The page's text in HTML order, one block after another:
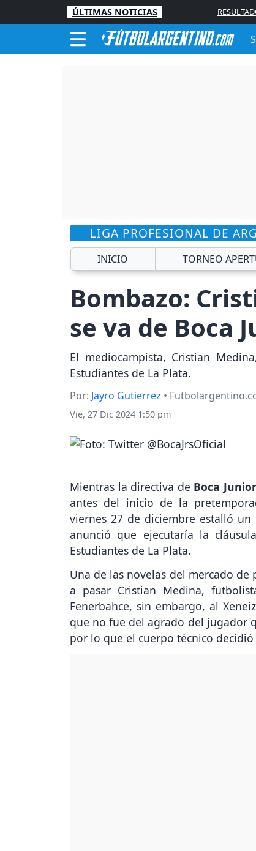
ÚLTIMAS NOTICIAS
LIGA PROFESIONAL DE
INICIO TORNEO
Bombazo:
se va de Boca
El mediocampista, Cristian
Estudiantes de La Plata.
Por: Jayro Gutierrez •
Vie, 27 Dic 2024 1:50 pm
Mientras la directiva de Boca
antes del inicio de la
viernes 27 de diciembre estalló un
anunció que ejecutaría la
Estudiantes de La Plata.
Una de las novelas del mercado de
a pasar Cristian Medina,
Fenerbahce, sin embargo, al
que no fue del agrado del jugador
por lo que el cuerpo técnico